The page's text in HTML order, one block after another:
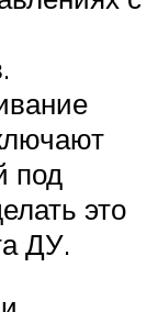
под
это
ДУ.